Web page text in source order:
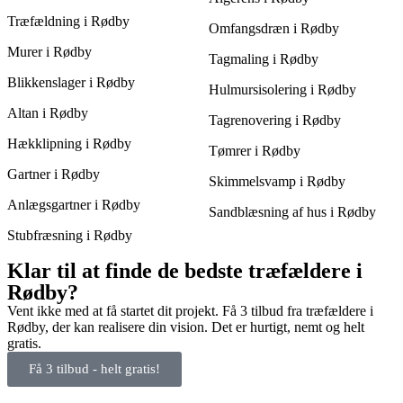
Træfældning i Rødby
Murer i Rødby
Blikkenslager i Rødby
Altan i Rødby
Hækklipning i Rødby
Gartner i Rødby
Anlægsgartner i Rødby
Stubfræsning i Rødby
Omfangsdræn i Rødby
Tagmaling i Rødby
Hulmursisolering i Rødby
Tagrenovering i Rødby
Tømrer i Rødby
Skimmelsvamp i Rødby
Sandblæsning af hus i Rødby
Klar til at finde de bedste træfældere i
Rødby?
Vent ikke med at få startet dit projekt. Få 3 tilbud fra træfældere i
Rødby, der kan realisere din vision. Det er hurtigt, nemt og helt
gratis.
Få 3 tilbud - helt gratis!